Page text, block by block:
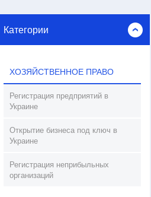
Категории
ХОЗЯЙСТВЕННОЕ ПРАВО
Регистрация предприятий в
Украине
Открытие бизнеса под ключ в
Украине
Регистрация неприбыльных
организаций